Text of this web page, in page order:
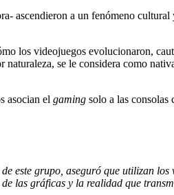
ascendieron a un fenómeno
los videojuegos evolucionaron,
se le considera como
asocian el gaming solo a las consolas
este grupo, aseguró que utilizan
las gráficas y la realidad que